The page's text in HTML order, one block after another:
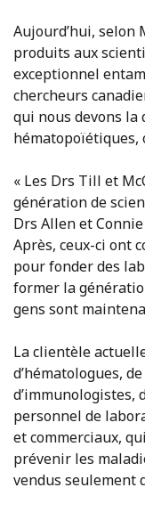
Aujourd’hui, selon
produits aux
exceptionnel
chercheurs
qui nous devons la
hématopoïétiques,
« Les Drs Till et
génération de
Drs Allen et
Après, ceux-ci ont
pour fonder des
former la
gens sont
La clientèle
d’hématologues,
d’immunologistes,
personnel de
et commerciaux,
prévenir les
vendus seulement